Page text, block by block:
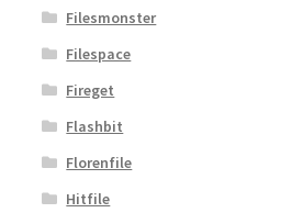
Filesmonster
Filespace
Fireget
Flashbit
Florenfile
Hitfile